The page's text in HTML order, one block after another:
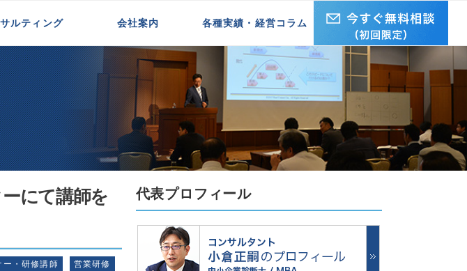
ルティング
開発支援
ドセールス支援
体化支援
支援
会社案内
初めての方へ
代表紹介
お客様の声
メディア掲載
各種実績・経営コラム
企業研修実績
セミナー・講演実績
経営ブログ REAL・ISM
にて講師を
ー・研修講師 営業研修
代表プロフィール